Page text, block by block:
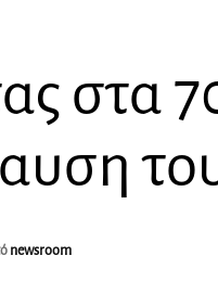
στα
του
newsroom